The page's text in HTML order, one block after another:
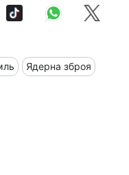
Ядерна зброя